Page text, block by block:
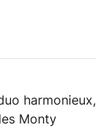
harmonieux,
Monty